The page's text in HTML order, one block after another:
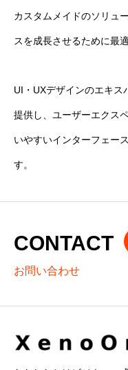
カスタムメイドのソリュ
スを成長させるために最
UI・UXデザインのエキス
提供し、ユーザーエクス
いやすいインターフェー
す。
CONTACT
お問い合わせ